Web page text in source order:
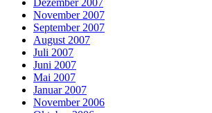
Dezember 2007
November 2007
September 2007
August 2007
Juli 2007
Juni 2007
Mai 2007
Januar 2007
November 2006